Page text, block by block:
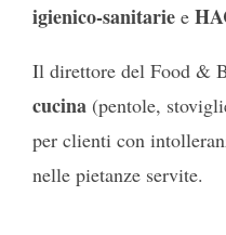
igienico-sanitariee
Il direttore del Food &
cucina(pentole,
per clienti con
nelle pietanze servite.